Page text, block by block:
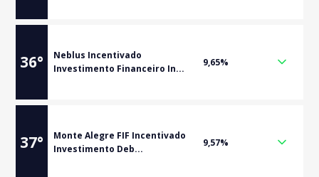
36°
Neblus Incentivado
Investimento Financeiro In...
9,65%
37°
Monte Alegre FIF Incentivado
Investimento Deb...
9,57%